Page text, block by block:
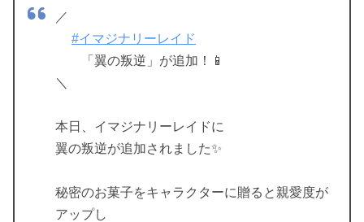
／
#イマジナリーレイド
「翼の叛逆」が追加！📱
＼
本日、イマジナリーレイドに
翼の叛逆が追加されました✨️
秘密のお菓子をキャラクターに贈ると親愛度が
アップし